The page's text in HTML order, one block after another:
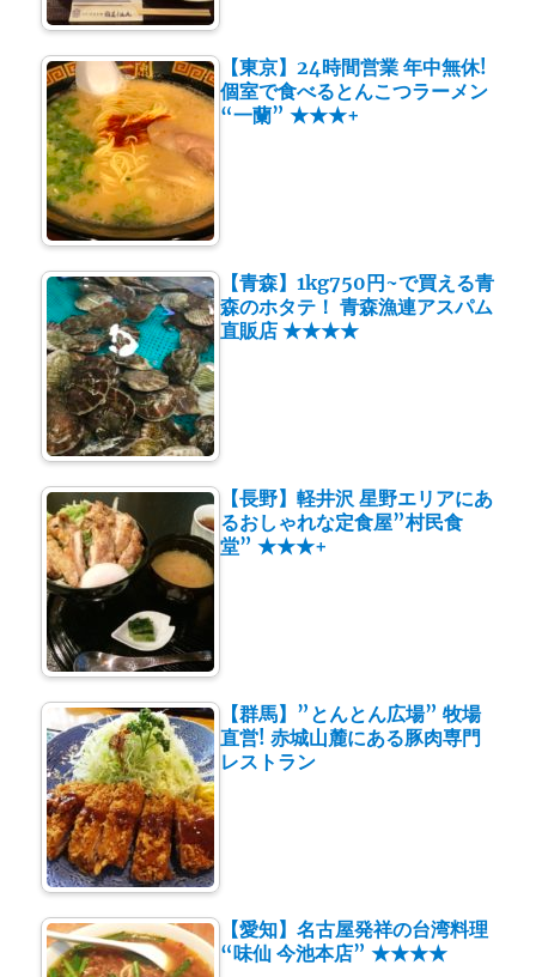
【東京】24時間営業 年中無休!
個室で食べるとんこつラーメン
“一蘭” ★★★+
【青森】1kg750円~で買える青
森のホタテ！ 青森漁連アスパム
直販店 ★★★★
【長野】軽井沢 星野エリアにあ
るおしゃれな定食屋”村民食
堂” ★★★+
【群馬】”とんとん広場” 牧場
直営! 赤城山麓にある豚肉専門
レストラン
【愛知】名古屋発祥の台湾料理
“味仙 今池本店” ★★★★